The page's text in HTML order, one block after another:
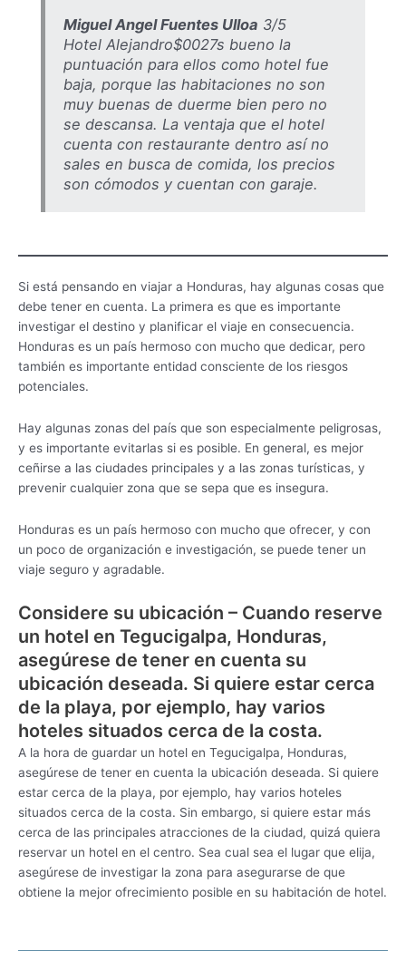
Miguel Angel Fuentes Ulloa 3/5
Hotel Alejandro$0027s bueno la
puntuación para ellos como hotel fue
baja, porque las habitaciones no son
muy buenas de duerme bien pero no
se descansa. La ventaja que el hotel
cuenta con restaurante dentro así no
sales en busca de comida, los precios
son cómodos y cuentan con garaje.
Si está pensando en viajar a Honduras, hay algunas cosas que
debe tener en cuenta. La primera es que es importante
investigar el destino y planificar el viaje en consecuencia.
Honduras es un país hermoso con mucho que dedicar, pero
también es importante entidad consciente de los riesgos
potenciales.
Hay algunas zonas del país que son especialmente peligrosas,
y es importante evitarlas si es posible. En general, es mejor
ceñirse a las ciudades principales y a las zonas turísticas, y
prevenir cualquier zona que se sepa que es insegura.
Honduras es un país hermoso con mucho que ofrecer, y con
un poco de organización e investigación, se puede tener un
viaje seguro y agradable.
Considere su ubicación – Cuando reserve
un hotel en Tegucigalpa, Honduras,
asegúrese de tener en cuenta su
ubicación deseada. Si quiere estar cerca
de la playa, por ejemplo, hay varios
hoteles situados cerca de la costa.
A la hora de guardar un hotel en Tegucigalpa, Honduras,
asegúrese de tener en cuenta la ubicación deseada. Si quiere
estar cerca de la playa, por ejemplo, hay varios hoteles
situados cerca de la costa. Sin embargo, si quiere estar más
cerca de las principales atracciones de la ciudad, quizá quiera
reservar un hotel en el centro. Sea cual sea el lugar que elija,
asegúrese de investigar la zona para asegurarse de que
obtiene la mejor ofrecimiento posible en su habitación de hotel.